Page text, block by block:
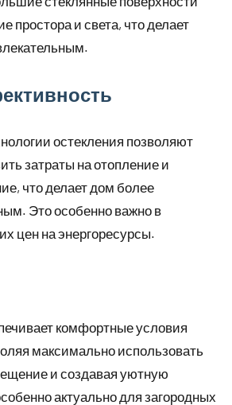
простора и света, что делает
остекления позволяют
затраты на отопление и
что делает дом более
Это особенно важно в
цен на энергоресурсы.
комфортные условия
максимально использовать
и создавая уютную
актуально для загородных